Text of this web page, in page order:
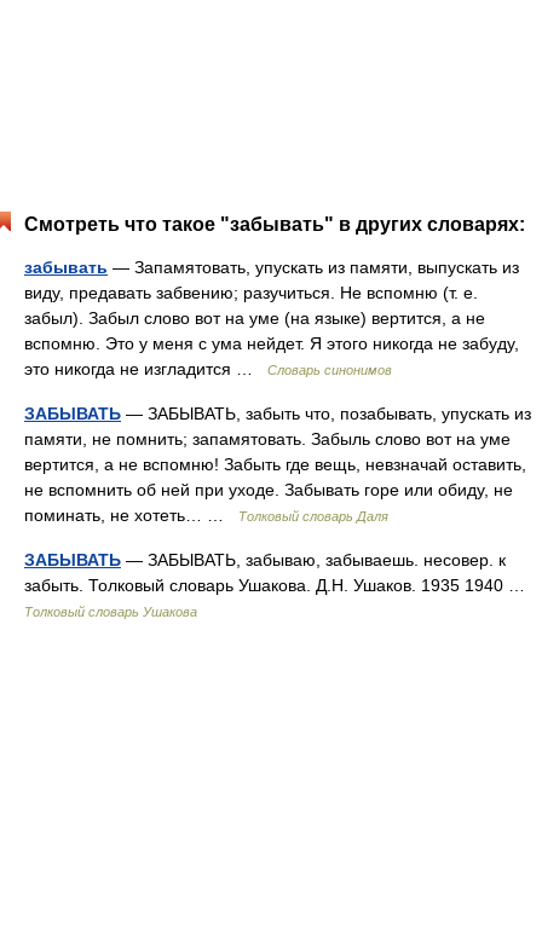
Смотреть что такое "забывать" в других словарях:
забывать — Запамятовать, упускать из памяти, выпускать из
виду, предавать забвению; разучиться. Не вспомню (т. е.
забыл). Забыл слово вот на уме (на языке) вертится, а не
вспомню. Это у меня с ума нейдет. Я этого никогда не забуду,
это никогда не изгладится …
Словарь синонимов
ЗАБЫВАТЬ — ЗАБЫВАТЬ, забыть что, позабывать, упускать из
памяти, не помнить; запамятовать. Забыль слово вот на уме
вертится, а не вспомню! Забыть где вещь, невзначай оставить,
не вспомнить об ней при уходе. Забывать горе или обиду, не
поминать, не хотеть… …
Толковый словарь Даля
ЗАБЫВАТЬ — ЗАБЫВАТЬ, забываю, забываешь. несовер. к
забыть. Толковый словарь Ушакова. Д.Н. Ушаков. 1935 1940 …
Толковый словарь Ушакова